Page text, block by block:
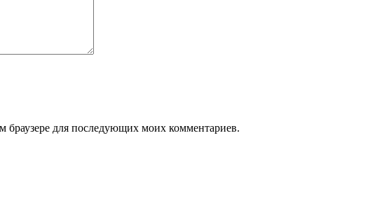
браузере для последующих моих комментариев.